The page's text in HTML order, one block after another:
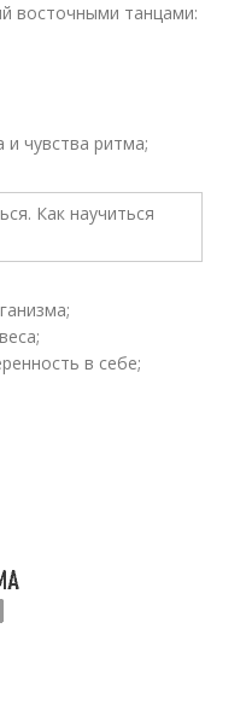
восточными танцами:
и чувства ритма;
в себе;